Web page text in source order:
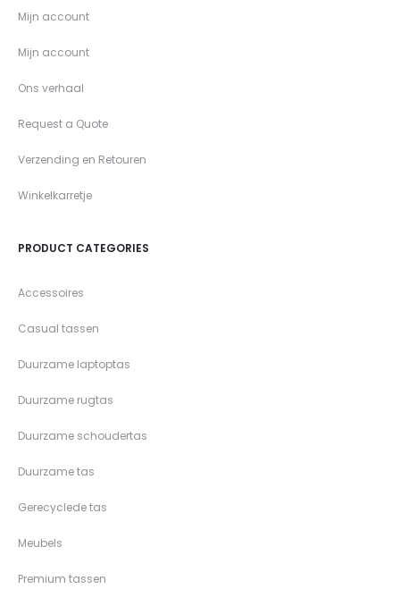
Mijn account
Mijn account
Ons verhaal
Request a Quote
Verzending en Retouren
Winkelkarretje
PRODUCT CATEGORIES
Accessoires
Casual tassen
Duurzame laptoptas
Duurzame rugtas
Duurzame schoudertas
Duurzame tas
Gerecyclede tas
Meubels
Premium tassen